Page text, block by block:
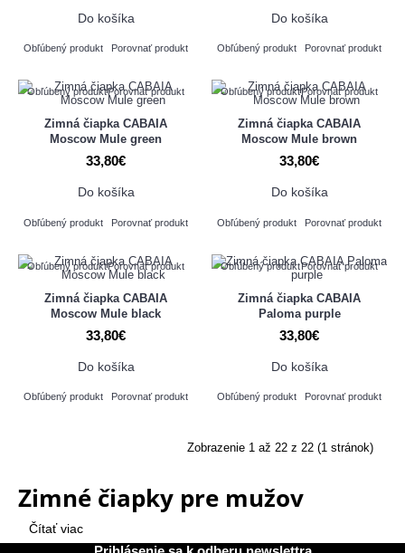
Do košíka
Obľúbený produkt Porovnať produkt
Do košíka
Obľúbený produkt Porovnať produkt
Obľúbený produktPorovnať produkt
Zimná čiapka CABAIA
Moscow Mule green
33,80€
Do košíka
Obľúbený produkt Porovnať produkt
Obľúbený produktPorovnať produkt
Zimná čiapka CABAIA
Moscow Mule brown
33,80€
Do košíka
Obľúbený produkt Porovnať produkt
Obľúbený produktPorovnať produkt
Zimná čiapka CABAIA
Moscow Mule black
33,80€
Do košíka
Obľúbený produkt Porovnať produkt
Obľúbený produktPorovnať produkt
Zimná čiapka CABAIA
Paloma purple
33,80€
Do košíka
Obľúbený produkt Porovnať produkt
Zobrazenie 1 až 22 z 22 (1 stránok)
Zimné čiapky pre mužov
Čítať viac